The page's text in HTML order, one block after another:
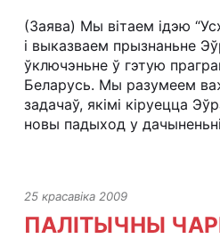
(Заява) Мы вітаем ідэю
і выказваем прызнаньне
ўключэньне ў гэтую
Беларусь. Мы разумеем
задачаў, якімі кіруецца
новы падыход у
25 красавіка 2009
ПАЛІТЫЧНЫ